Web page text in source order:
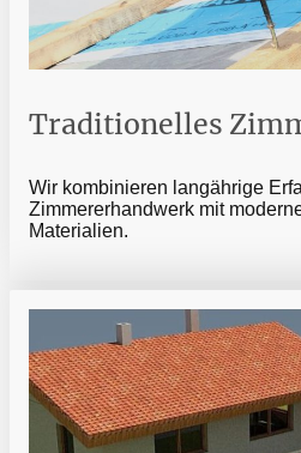
Traditionelles
Wir kombinieren langährige
Zimmererhandwerk mit
Materialien.